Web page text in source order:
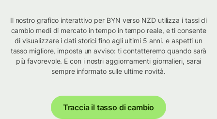
Il nostro grafico interattivo per BYN verso NZD utilizza i tassi di
cambio medi di mercato in tempo in tempo reale, e ti consente
di visualizzare i dati storici fino agli ultimi 5 anni. e aspetti un
tasso migliore, imposta un avviso: ti contatteremo quando sarà
più favorevole. E con i nostri aggiornamenti giornalieri, sarai
sempre informato sulle ultime novità.
Traccia il tasso di cambio